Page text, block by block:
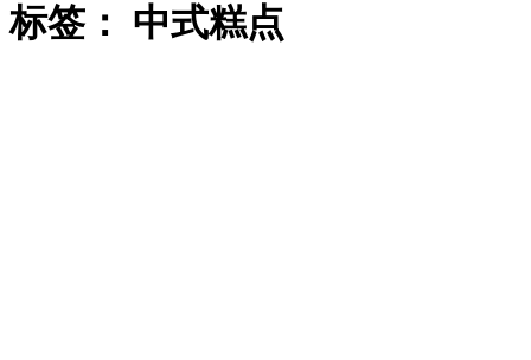
标签： 中式糕点